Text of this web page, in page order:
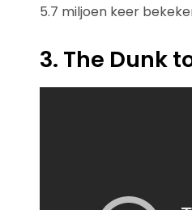
5.7 miljoen keer
3. The Dunk